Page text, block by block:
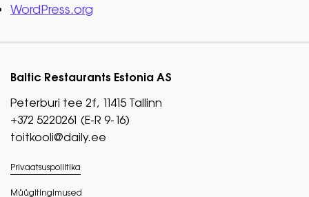
WordPress.org
Baltic Restaurants Estonia AS
Peterburi tee 2f, 11415 Tallinn
+372 5220261 (E-R 9-16)
toitkooli@daily.ee
Privaatsuspoliitika
Müügitingimused